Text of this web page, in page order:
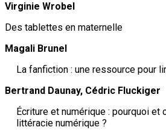
Virginie Wrobel­
Des tablettes en maternelle
Magali Brunel
La fanfiction : une ressource pour
Bertrand Daunay, Cédric Fluckiger
Écriture et numérique : pourquoi et
littéracie numérique ?